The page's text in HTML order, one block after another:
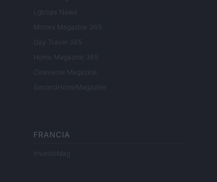
Lgbtqia News
Motors Magazine 365
Day Travel 365
Home Magazine 365
Cineverse Magazine
SecondHomeMagazine
FRANCIA
InvestirMag